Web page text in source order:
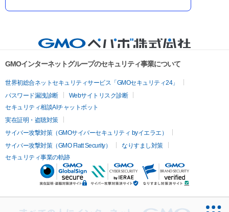
GMOインターネットグループのセキュリティ事業について
世界初総合ネットセキュリティサービス「GMOセキュリティ24」
パスワード漏洩診断
Webサイトリスク診断
セキュリティ相談AIチャットボット
実在証明・盗聴対策
サイバー攻撃対策（GMOサイバーセキュリティ byイエラエ）
サイバー攻撃対策（GMO Flatt Security）
なりすまし対策
セキュリティ事業の軌跡